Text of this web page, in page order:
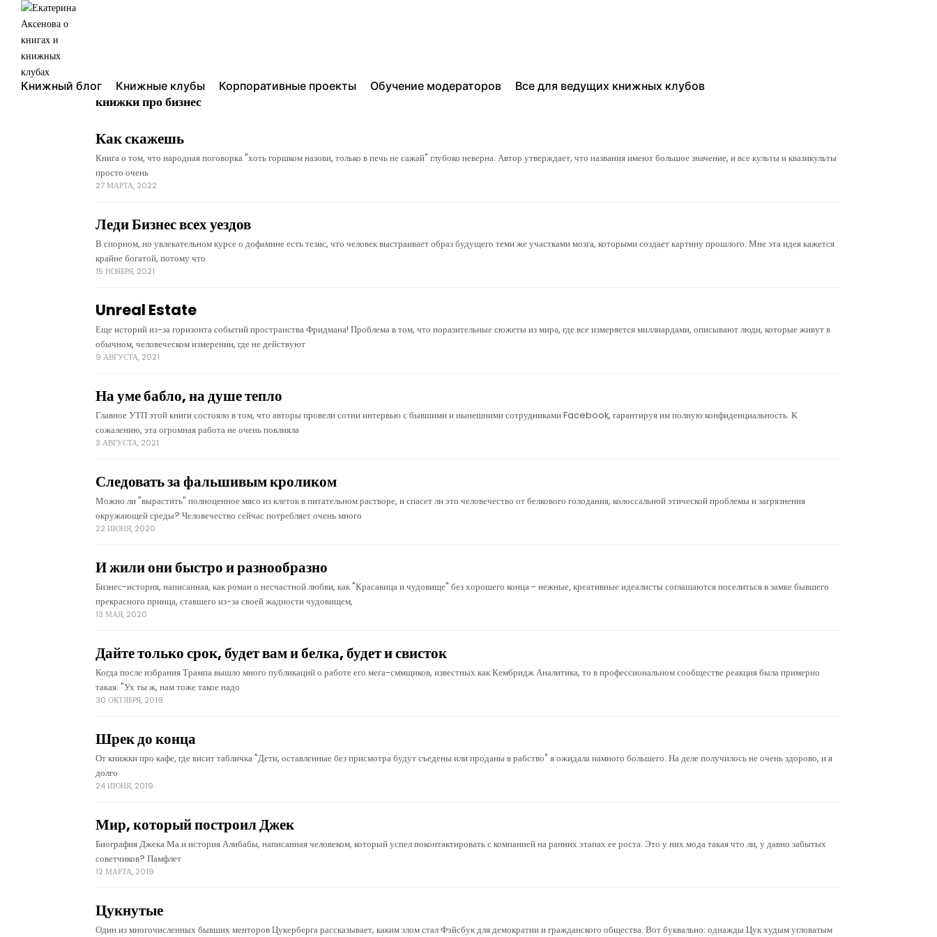
Книжный блог Книжные клубы Корпоративные проекты Обучение модераторов Все для ведущих книжных клубов
книжки про бизнес
Как скажешь
Книга о том, что народная поговорка "хоть горшком назови, только в печь не сажай" глубоко неверна. Автор утверждает, что названия имеют большое значение, и все культы и квазикульты
просто очень
27 МАРТА, 2022
Леди Бизнес всех уездов
В спорном, но увлекательном курсе о дофамине есть тезис, что человек выстраивает образ будущего теми же участками мозга, которыми создает картину прошлого. Мне эта идея кажется
крайне богатой, потому что
15 НОЯБРЯ, 2021
Unreal Estate
Еще историй из-за горизонта событий пространства Фридмана! Проблема в том, что поразительные сюжеты из мира, где все измеряется миллиардами, описывают люди, которые живут в
обычном, человеческом измерении, где не действуют
9 АВГУСТА, 2021
На уме бабло, на душе тепло
Главное УТП этой книги состояло в том, что авторы провели сотни интервью с бывшими и нынешними сотрудниками Facebook, гарантируя им полную конфиденциальность. К
сожалению, эта огромная работа не очень повлияла
3 АВГУСТА, 2021
Следовать за фальшивым кроликом
Можно ли "вырастить" полноценное мясо из клеток в питательном растворе, и спасет ли это человечество от белкового голодания, колоссальной этической проблемы и загрязнения
окружающей среды? Человечество сейчас потребляет очень много
22 ИЮНЯ, 2020
И жили они быстро и разнообразно
Бизнес-история, написанная, как роман о несчастной любви, как "Красавица и чудовище" без хорошего конца - нежные, креативные идеалисты соглашаются поселиться в замке бывшего
прекрасного принца, ставшего из-за своей жадности чудовищем,
13 МАЯ, 2020
Дайте только срок, будет вам и белка, будет и свисток
Когда после избрания Трампа вышло много публикаций о работе его мега-сммщиков, известных как Кембридж Аналитика, то в профессиональном сообществе реакция была примерно
такая: "Ух ты ж, нам тоже такое надо
30 ОКТЯБРЯ, 2019
Шрек до конца
От книжки про кафе, где висит табличка "Дети, оставленные без присмотра будут съедены или проданы в рабство" я ожидала намного большего. На деле получилось не очень здорово, и я
долго
24 ИЮНЯ, 2019
Мир, который построил Джек
Биография Джека Ма и история Алибабы, написанная человеком, который успел поконтактировать с компанией на ранних этапах ее роста. Это у них мода такая что ли, у давно забытых
советчиков? Памфлет
12 МАРТА, 2019
Цукнутые
Один из многочисленных бывших менторов Цукерберга рассказывает, каким злом стал Фэйсбук для демократии и гражданского общества. Вот буквально: однажды Цук худым угловатым